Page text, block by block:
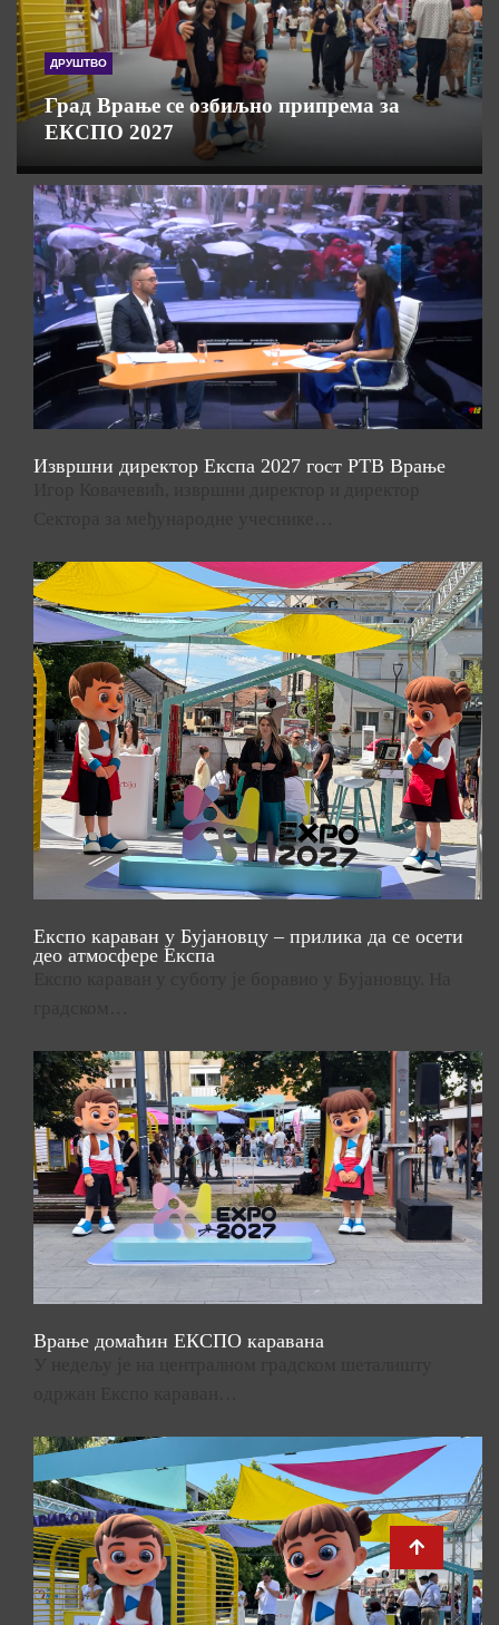
ДРУШТВО
Град Врање се озбиљно припрема за
ЕКСПО 2027
Извршни директор Експа 2027 гост РТВ Врање
Експо караван у Бујановцу – прилика да се осети
део атмосфере Експа
Врање домаћин ЕКСПО каравана